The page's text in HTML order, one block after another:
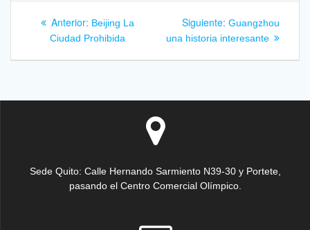
Navegación
Anterior: Entrada
anterior:
Beijing La
Ciudad Prohibida
Siguiente: Siguiente
entrada:
Guangzhou
una historia interesante
Sede Quito: Calle Hernando Sarmiento N39-30 y Portete,
pasando el Centro Comercial Olímpico.